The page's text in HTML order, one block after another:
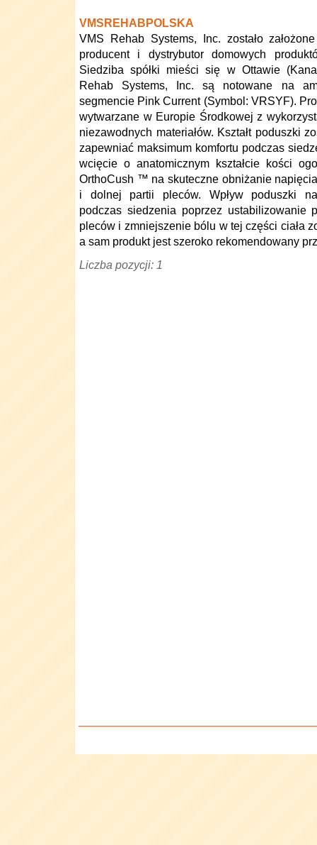
VMSREHABPOLSKA
VMS Rehab Systems, Inc. zostało
producent i dystrybutor domowych
Siedziba spółki mieści się w Ottawie
Rehab Systems, Inc. są notowane na
segmencie Pink Current (Symbol: VRSYF).
wytwarzane w Europie Środkowej z
niezawodnych materiałów. Kształt poduszki
zapewniać maksimum komfortu podczas
wcięcie o anatomicznym kształcie kości
OrthoCush ™ na skuteczne obniżanie
i dolnej partii pleców. Wpływ poduszki
podczas siedzenia poprzez ustabilizowanie
pleców i zmniejszenie bólu w tej części ciała
a sam produkt jest szeroko rekomendowany
Liczba pozycji: 1